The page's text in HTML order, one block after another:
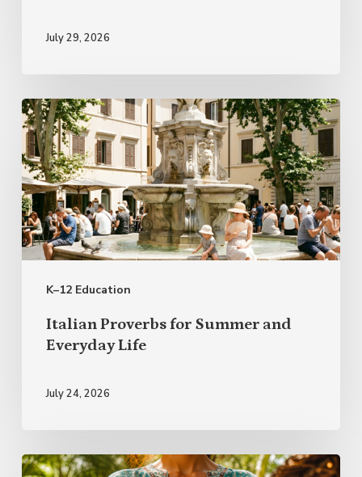
July 29, 2026
K–12 Education
Italian
Proverbs
for
Summer
and
Everyday
Life
Italian Proverbs for Summer and
Everyday Life
July 24, 2026
Rest